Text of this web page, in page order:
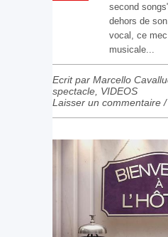
second
dehors de
vocal, ce
musicale...
Ecrit par Marcello
spectacle VIDEOS
Laisser un commentaire /